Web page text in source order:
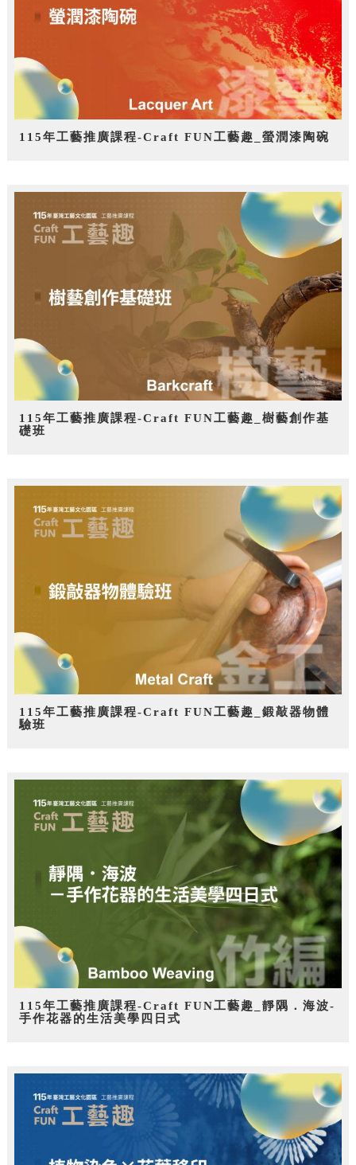
115年工藝推廣課程-Craft FUN工藝趣_螢潤漆陶碗
115年工藝推廣課程-Craft FUN工藝趣_樹藝創作基
礎班
115年工藝推廣課程-Craft FUN工藝趣_鍛敲器物體
驗班
115年工藝推廣課程-Craft FUN工藝趣_靜隅．海波-
手作花器的生活美學四日式